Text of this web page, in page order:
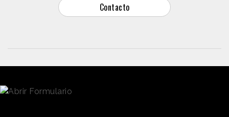
Contacto
© 2026 Reason Why
Dirección: